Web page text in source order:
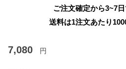
ご注文確定から3~7
送料は1注文あたり
7,080 円